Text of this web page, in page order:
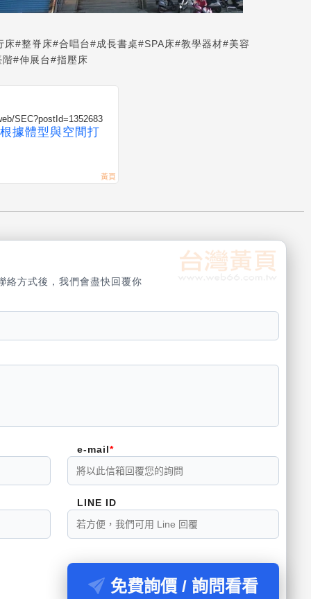
床#整脊床#合唱台#成長書桌#SPA床#教學器材#美容
階#伸展台#指壓床
SEC?postId=1352683
據體型與空間打
絡方式後，我們會盡快回覆你
e-mail
LINE ID
免費詢價 / 詢問看看